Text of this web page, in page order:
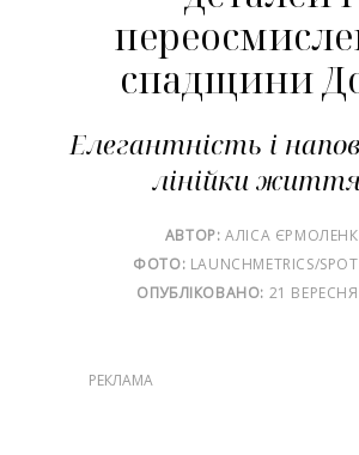
спадщини
Елегантність і
лінійки
АВТОР: АЛІСА
ФОТО: LAUNCHMETRICS/
ОПУБЛІКОВАНО: 21